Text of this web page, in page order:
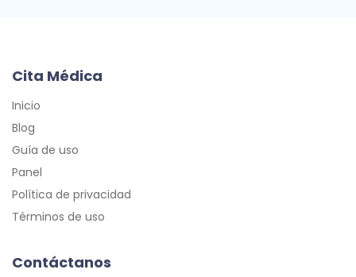
Cita Médica
Inicio
Blog
Guía de uso
Panel
Política de privacidad
Términos de uso
Contáctanos